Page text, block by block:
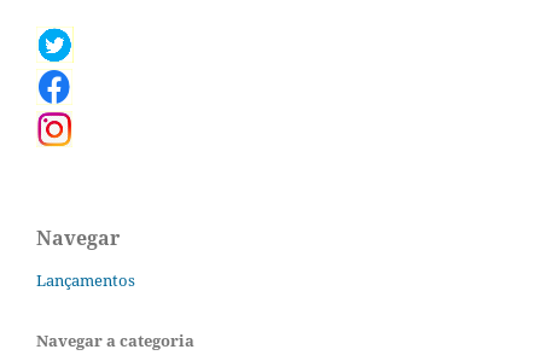
Navegar
Lançamentos
Navegar a categoria